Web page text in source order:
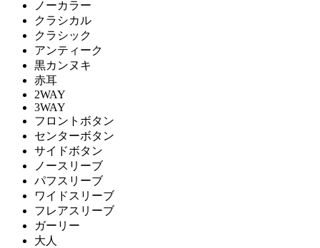
ノーカラー
クラシカル
クラシック
アンティーク
黒カンヌキ
赤耳
2WAY
3WAY
フロントボタン
センターボタン
サイドボタン
ノースリーブ
パフスリーブ
ワイドスリーブ
フレアスリーブ
ガーリー
大人